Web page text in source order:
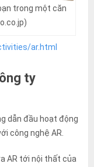
trong một căn
ar.html
ty
dẫn đầu hoạt động
công nghệ AR.
AR tới nội thất của